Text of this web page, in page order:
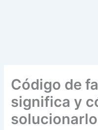
Código de
significa y
solucionarlo